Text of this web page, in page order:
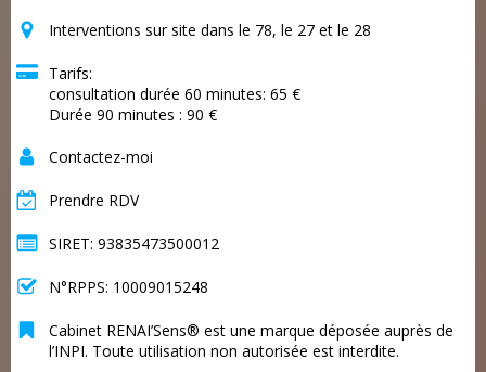
Interventions sur site dans le 78, le 27 et le 28
Tarifs:
consultation durée 60 minutes: 65 €
Durée 90 minutes : 90 €
Contactez-moi
Prendre RDV
SIRET: 93835473500012
N°RPPS: 10009015248
Cabinet RENAI’Sens® est une marque déposée auprès de
l’INPI. Toute utilisation non autorisée est interdite.